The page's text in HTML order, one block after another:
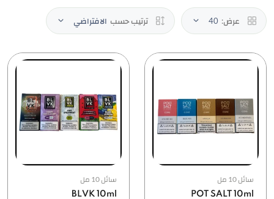
عرض: 40 ترتيب حسب الافتراضي
سائل 10 مل
POT SALT 10ml
سائل 10 مل
BLVK 10ml